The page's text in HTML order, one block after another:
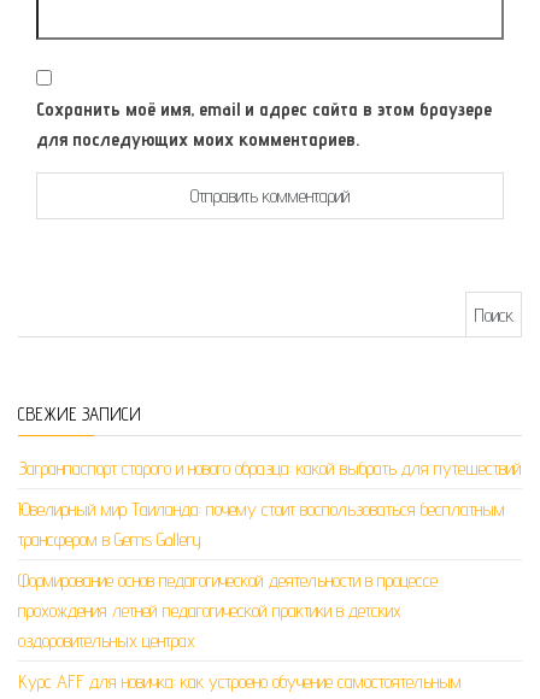
Сохранить моё имя, email и адрес сайта в этом браузере
для последующих моих комментариев.
СВЕЖИЕ ЗАПИСИ
Загранпаспорт старого и нового образца: какой выбрать для путешествий
Ювелирный мир Таиланда: почему стоит воспользоваться бесплатным
трансфером в Gems Gallery
Формирование основ педагогической деятельности в процессе
прохождения летней педагогической практики в детских
оздоровительных центрах
Курс AFF для новичка: как устроено обучение самостоятельным